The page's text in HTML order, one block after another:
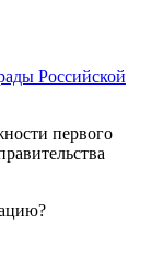
Российской
первого